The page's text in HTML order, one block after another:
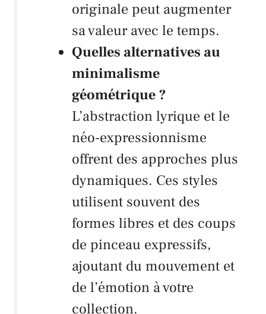
originale peut augmenter
sa valeur avec le temps.
Quelles alternatives au
minimalisme
géométrique ?
L’abstraction lyrique et le
néo-expressionnisme
offrent des approches plus
dynamiques. Ces styles
utilisent souvent des
formes libres et des coups
de pinceau expressifs,
ajoutant du mouvement et
de l’émotion à votre
collection.